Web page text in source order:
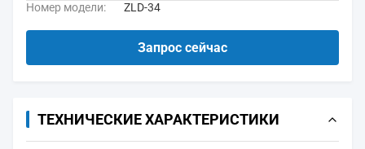
Номер модели:
ZLD-34
Запрос сейчас
ТЕХНИЧЕСКИЕ ХАРАКТЕРИСТИКИ